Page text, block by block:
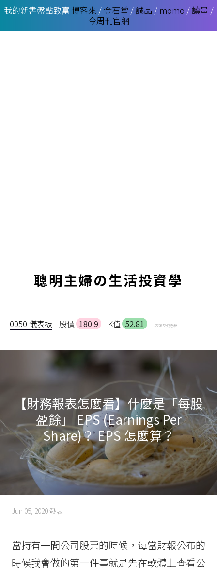
我的新書盤點致富 博客來 / 金石堂 / 誠品 / momo /讀墨 /
今周刊官網
聰明主婦の生活投資學
0050 儀表板 股價 180.9 K值 52.81 05/26 12:50 更新
【財務報表怎麼看】什麼是「每股
盈餘」 EPS (Earnings Per
Share)？ EPS 怎麼算？
Jun 05, 2020 發表
當持有一間公司股票的時候，每當財報公布的
時候我會做的第一件事就是先在軟體上查看公